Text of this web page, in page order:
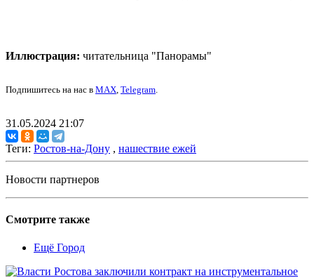
Иллюстрация: читательница "Панорамы"
Подпишитесь на нас в MAX, Telegram.
31.05.2024 21:07
Теги: Ростов-на-Дону , нашествие ежей
Новости партнеров
Смотрите также
Ещё Город